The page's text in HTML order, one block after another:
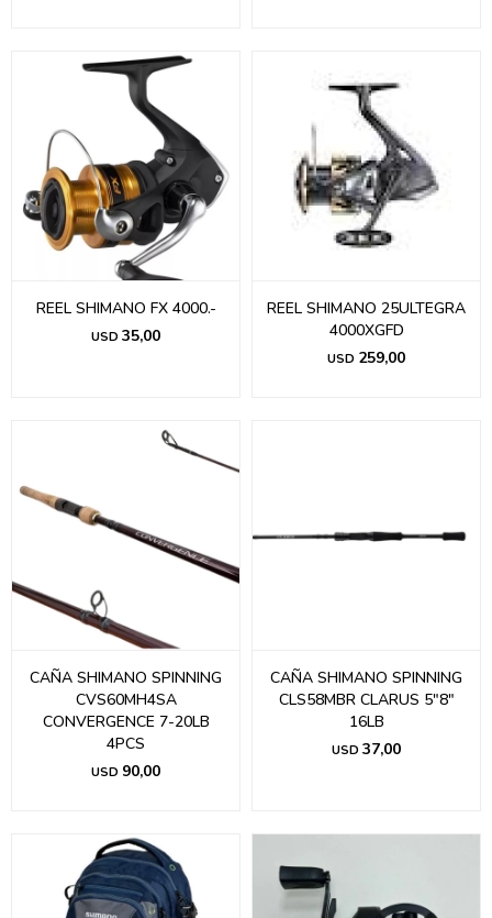
REEL SHIMANO FX 4000.-
USD 35,00
REEL SHIMANO 25ULTEGRA
4000XGFD
USD 259,00
CAÑA SHIMANO SPINNING
CVS60MH4SA
CONVERGENCE 7-20LB
4PCS
USD 90,00
CAÑA SHIMANO SPINNING
CLS58MBR CLARUS 5"8"
16LB
USD 37,00